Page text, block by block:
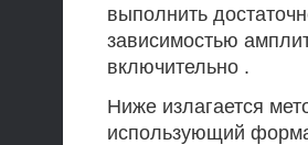
выполнить
зависимостью
включительно .
Ниже излагается
использующий